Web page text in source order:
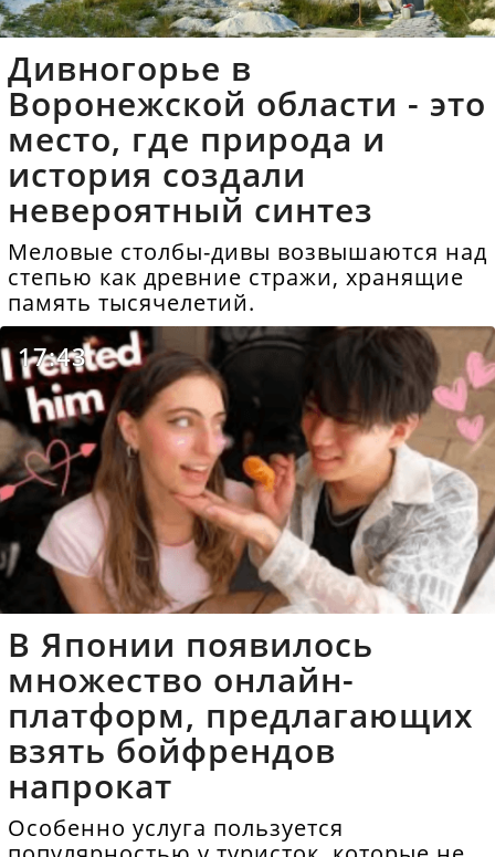
Дивногорье в
Воронежской области - это
место, где природа и
история создали
невероятный синтез
Меловые столбы-дивы возвышаются над
степью как древние стражи, хранящие
память тысячелетий.
17:43
В Японии появилось
множество онлайн-
платформ, предлагающих
взять бойфрендов
напрокат
Особенно услуга пользуется